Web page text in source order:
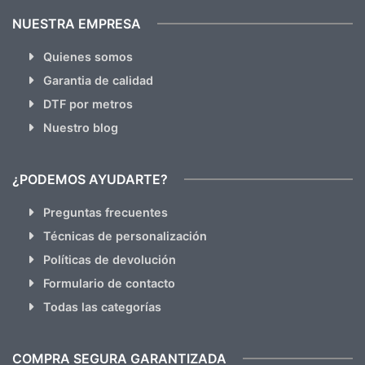
NUESTRA EMPRESA
Quienes somos
Garantia de calidad
DTF por metros
Nuestro blog
¿PODEMOS AYUDARTE?
Preguntas frecuentes
Técnicas de personalización
Políticas de devolución
Formulario de contacto
Todas las categorías
COMPRA SEGURA GARANTIZADA